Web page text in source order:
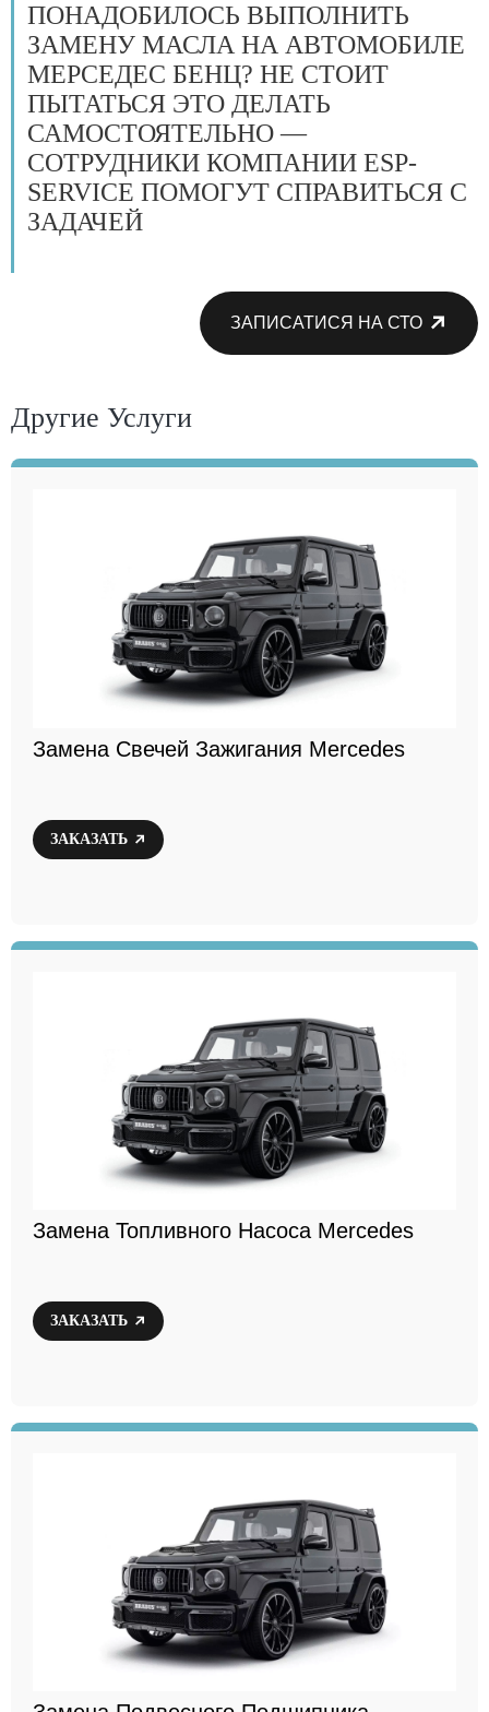
ПОНАДОБИЛОСЬ ВЫПОЛНИТЬ
ЗАМЕНУ МАСЛА НА АВТОМОБИЛЕ
МЕРСЕДЕС БЕНЦ? НЕ СТОИТ
ПЫТАТЬСЯ ЭТО ДЕЛАТЬ
САМОСТОЯТЕЛЬНО —
СОТРУДНИКИ КОМПАНИИ ESP-
SERVICE ПОМОГУТ СПРАВИТЬСЯ С
ЗАДАЧЕЙ
ЗАПИСАТИСЯ НА СТО
Другие Услуги
Замена Свечей Зажигания Mercedes
ЗАКАЗАТЬ
Замена Топливного Насоса Mercedes
ЗАКАЗАТЬ